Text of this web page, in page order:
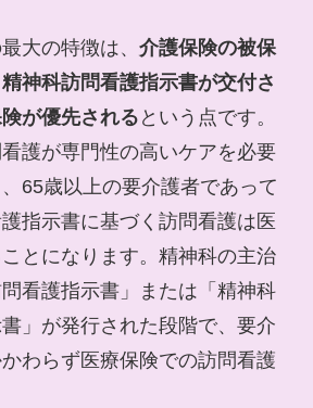
大の特徴は、 介護保険の被保
神科訪問看護指示書が交付さ
が優先される という点です。
護が専門性の高いケアを必要
65歳以上の要介護者であって
指示書に基づく訪問看護は医
とになります。精神科の主治
看護指示書」または「精神科
」が発行された段階で、要介
わらず医療保険での訪問看護